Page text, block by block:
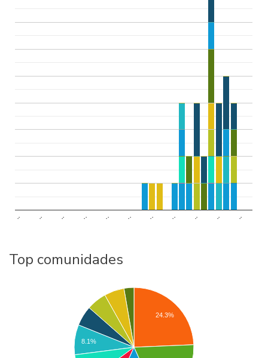
.. .. .. .. .. .. .. .. .. .. ..
Top comunidades
24.3%
8.1%